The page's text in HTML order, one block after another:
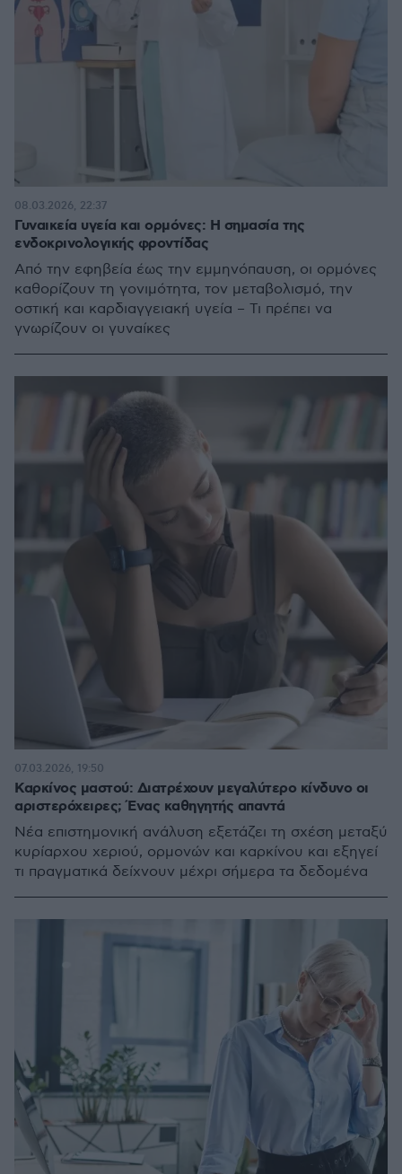
Γυναικεία υγεία και ορμόνες: Η σημασία της
ενδοκρινολογικής φροντίδας
Από την εφηβεία έως την εμμηνόπαυση, οι ορμόνες
καθορίζουν τη γονιμότητα, τον μεταβολισμό, την
οστική και καρδιαγγειακή υγεία – Τι πρέπει να
γνωρίζουν οι γυναίκες
08.03.2026, 22:37
Καρκίνος μαστού: Διατρέχουν μεγαλύτερο κίνδυνο οι
αριστερόχειρες; Ένας καθηγητής απαντά
Νέα επιστημονική ανάλυση εξετάζει τη σχέση μεταξύ
κυρίαρχου χεριού, ορμονών και καρκίνου και εξηγεί
τι πραγματικά δείχνουν μέχρι σήμερα τα δεδομένα
07.03.2026, 19:50